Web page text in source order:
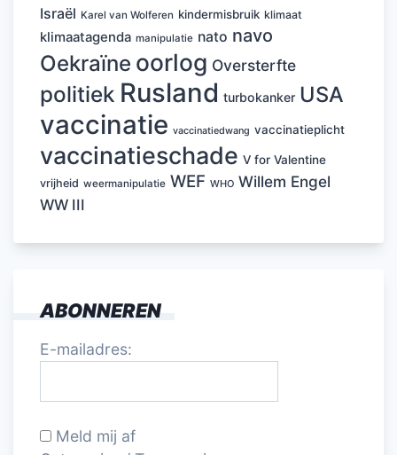
Israël Karel van Wolferen kindermisbruik klimaat
klimaatagenda manipulatie nato navo
Oekraïne oorlog Oversterfte
politiek Rusland turbokanker USA
vaccinatie vaccinatiedwang vaccinatieplicht
vaccinatieschade V for Valentine
vrijheid weermanipulatie WEF WHO Willem Engel
WW III
ABONNEREN
E-mailadres:
Meld mij af